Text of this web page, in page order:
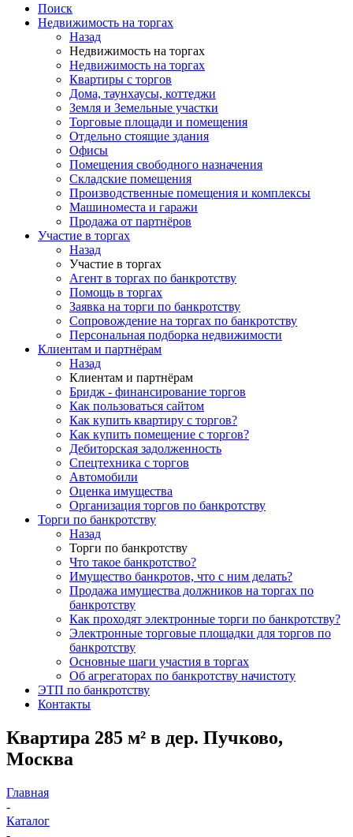
Поиск
Недвижимость на торгах
Назад
Недвижимость на торгах
Недвижимость на торгах
Квартиры с торгов
Дома, таунхаусы, коттеджи
Земля и Земельные участки
Торговые площади и помещения
Отдельно стоящие здания
Офисы
Помещения свободного назначения
Складские помещения
Производственные помещения и комплексы
Машиноместа и гаражи
Продажа от партнёров
Участие в торгах
Назад
Участие в торгах
Агент в торгах по банкротству
Помощь в торгах
Заявка на торги по банкротству
Сопровождение на торгах по банкротству
Персональная подборка недвижимости
Клиентам и партнёрам
Назад
Клиентам и партнёрам
Бридж - финансирование торгов
Как пользоваться сайтом
Как купить квартиру с торгов?
Как купить помещение с торгов?
Дебиторская задолженность
Спецтехника с торгов
Автомобили
Оценка имущества
Организация торгов по банкротству
Торги по банкротству
Назад
Торги по банкротству
Что такое банкротство?
Имущество банкротов, что с ним делать?
Продажа имущества должников на торгах по
банкротству
Как проходят электронные торги по банкротству?
Электронные торговые площадки для торгов по
банкротству
Основные шаги участия в торгах
Об агрегаторах по банкротству начистоту
ЭТП по банкротству
Контакты
Квартира 285 м² в дер. Пучково,
Москва
Главная
-
Каталог